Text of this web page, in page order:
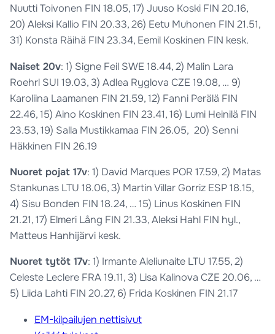
Nuutti Toivonen FIN 18.05, 17) Juuso Koski FIN 20.16,
20) Aleksi Kallio FIN 20.33, 26) Eetu Muhonen FIN 21.51,
31) Konsta Räihä FIN 23.34, Eemil Koskinen FIN kesk.
Naiset 20v: 1) Signe Feil SWE 18.44, 2) Malin Lara
Roehrl SUI 19.03, 3) Adlea Ryglova CZE 19.08, … 9)
Karoliina Laamanen FIN 21.59, 12) Fanni Perälä FIN
22.46, 15) Aino Koskinen FIN 23.41, 16) Lumi Heinilä FIN
23.53, 19) Salla Mustikkamaa FIN 26.05, 20) Senni
Häkkinen FIN 26.19
Nuoret pojat 17v: 1) David Marques POR 17.59, 2) Matas
Stankunas LTU 18.06, 3) Martin Villar Gorriz ESP 18.15,
4) Sisu Bonden FIN 18.24, … 15) Linus Koskinen FIN
21.21, 17) Elmeri Lång FIN 21.33, Aleksi Hahl FIN hyl.,
Matteus Hanhijärvi kesk.
Nuoret tytöt 17v: 1) Irmante Aleliunaite LTU 17.55, 2)
Celeste Leclere FRA 19.11, 3) Lisa Kalinova CZE 20.06, …
5) Liida Lahti FIN 20.27, 6) Frida Koskinen FIN 21.17
EM-kilpailujen nettisivut